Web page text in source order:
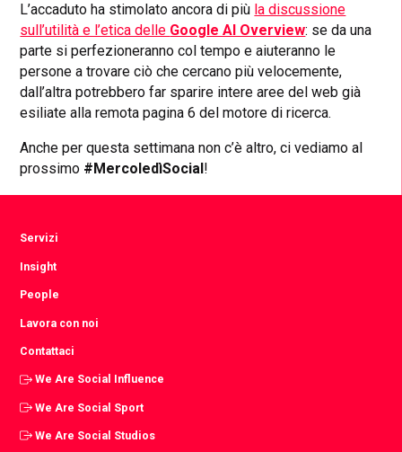
L’accaduto ha stimolato ancora di più la discussione
sull’utilità e l’etica delle Google AI Overview: se da una
parte si perfezioneranno col tempo e aiuteranno le
persone a trovare ciò che cercano più velocemente,
dall’altra potrebbero far sparire intere aree del web già
esiliate alla remota pagina 6 del motore di ricerca.
Anche per questa settimana non c’è altro, ci vediamo al
prossimo #MercoledìSocial !
Servizi
Insight
People
Lavora con noi
Contattaci
We Are Social Influence
We Are Social Sport
We Are Social Studios